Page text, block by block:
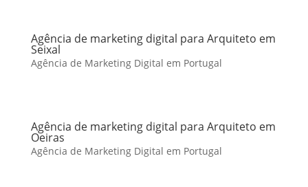
Agência de marketing digital para Arquiteto em
Seixal
Agência de Marketing Digital em Portugal
Agência de marketing digital para Arquiteto em
Oeiras
Agência de Marketing Digital em Portugal